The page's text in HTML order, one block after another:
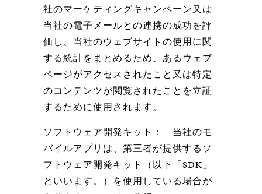
社のマーケティングキャンペーン又は
当社の電子メールとの連携の成功を評
価し、当社のウェブサイトの使用に関
する統計をまとめるため、あるウェブ
ページがアクセスされたこと又は特定
のコンテンツが閲覧されたことを立証
するために使用されます。
ソフトウェア開発キット：
当社のモ
バイルアプリは、第三者が提供するソ
フトウェア開発キット（以下「SDK」
といいます。）を使用している場合が